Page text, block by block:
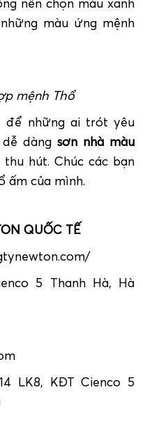
nên chọn màu xanh
màu ứng mệnh
mệnh Thổ
để những ai trót yêu
dàng sơn nhà màu
hút. Chúc các bạn
ấm của mình.
QUỐC TẾ
5 Thanh Hà, Hà
LK8, KĐT Cienco 5